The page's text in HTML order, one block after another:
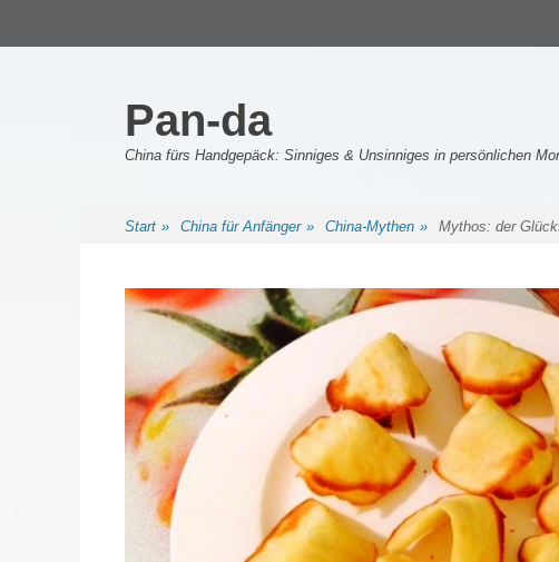
Pan-da
China fürs Handgepäck: Sinniges & Unsinniges in persönlichen
Sekundäres Menü
ZumStart » China für Anfänger » China-Mythen » Mythos: der